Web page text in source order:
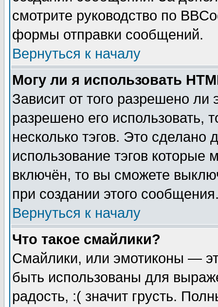
смотрите руководство по
формы отправки сообщений.
Вернуться к началу
Могу ли я использовать
Зависит от того разрешено
разрешено его использовать,
несколько тэгов. Это сделано
использование тэгов
включён, то вы сможете
при создании этого
Вернуться к началу
Что такое смайлики?
Смайлики, или эмотиконы —
быть использованы для
радость, :( значит грусть.